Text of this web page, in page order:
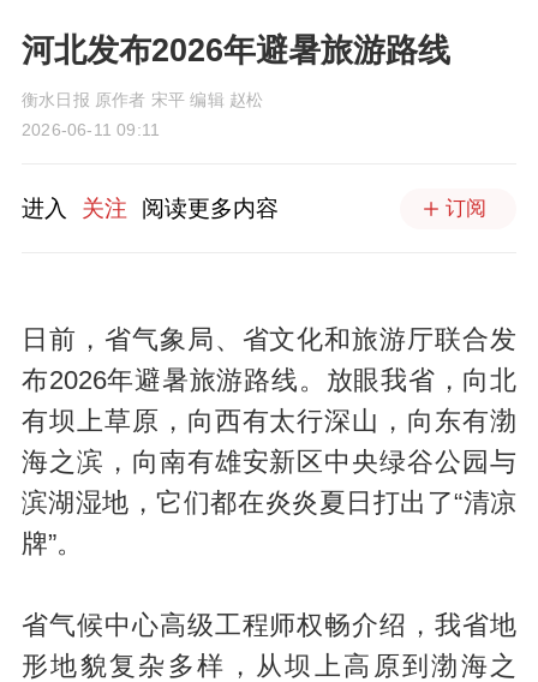
河北发布2026年避暑旅游路线
衡水日报 原作者 宋平 编辑 赵松
2026-06-11 09:11
进入 关注 阅读更多内容 订阅
日前，省气象局、省文化和旅游厅联合发
布2026年避暑旅游路线。放眼我省，向北
有坝上草原，向西有太行深山，向东有渤
海之滨，向南有雄安新区中央绿谷公园与
滨湖湿地，它们都在炎炎夏日打出了“清凉
牌”。
省气候中心高级工程师权畅介绍，我省地
形地貌复杂多样，从坝上高原到渤海之